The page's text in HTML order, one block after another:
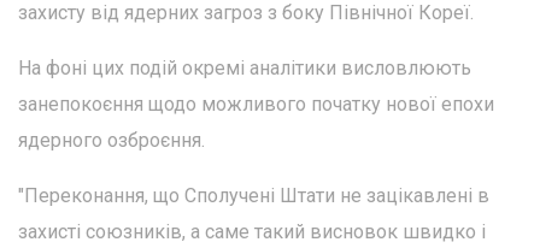
захисту від ядерних загроз з боку Північної Кореї.
На фоні цих подій окремі аналітики висловлюють
занепокоєння щодо можливого початку нової епохи
ядерного озброєння.
"Переконання, що Сполучені Штати не зацікавлені в
захисті союзників, а саме такий висновок швидко і